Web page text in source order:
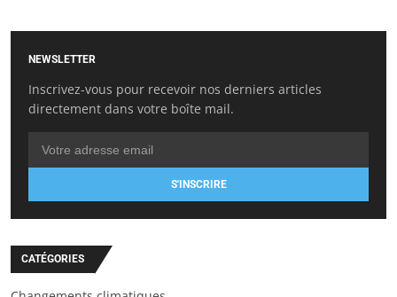
NEWSLETTER
Inscrivez-vous pour recevoir nos derniers articles
directement dans votre boîte mail.
S'INSCRIRE
CATÉGORIES